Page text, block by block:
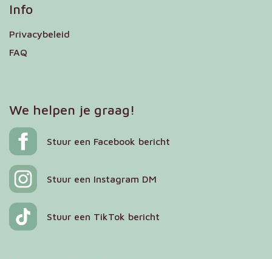
Info
Privacybeleid
FAQ
We helpen je graag!
Stuur een Facebook bericht
Stuur een Instagram DM
Stuur een TikTok bericht